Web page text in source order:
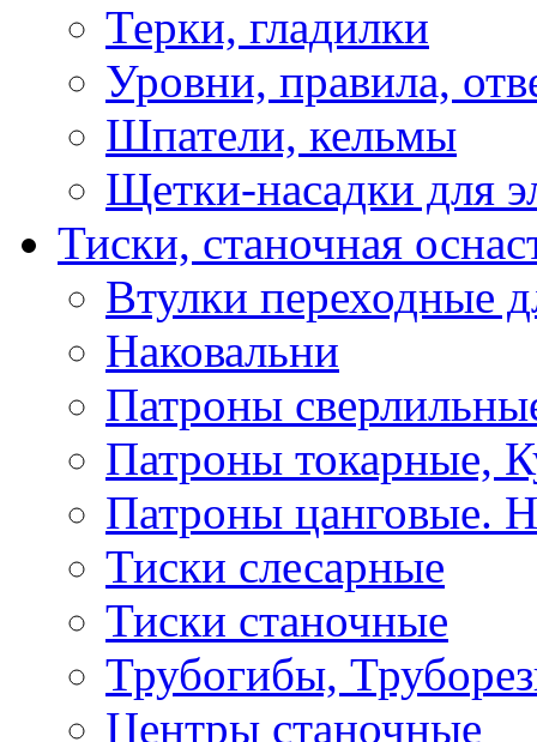
Терки, гладилки
Уровни, правила,
Шпатели, кельмы
Щетки-насадки для
Тиски, станочная
Втулки переходные
Наковальни
Патроны
Патроны токарные,
Патроны цанговые.
Тиски слесарные
Тиски станочные
Трубогибы,
Центры станочные